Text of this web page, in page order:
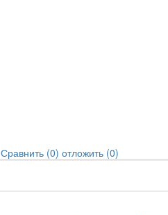
Сравнить (0) отложить (0)